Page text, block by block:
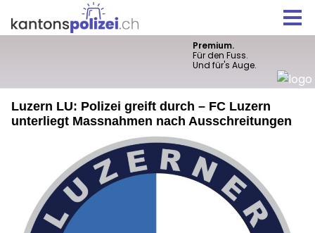
Luzern LU: Polizei greift durch – FC Luzern
unterliegt Massnahmen nach Ausschreitungen